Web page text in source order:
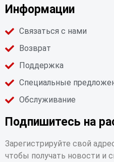
Информации
Связаться с нами
Возврат
Поддержка
Специальные
Обслуживание
Подпишитесь на
Зарегистрируйте свой
чтобы получать новости и